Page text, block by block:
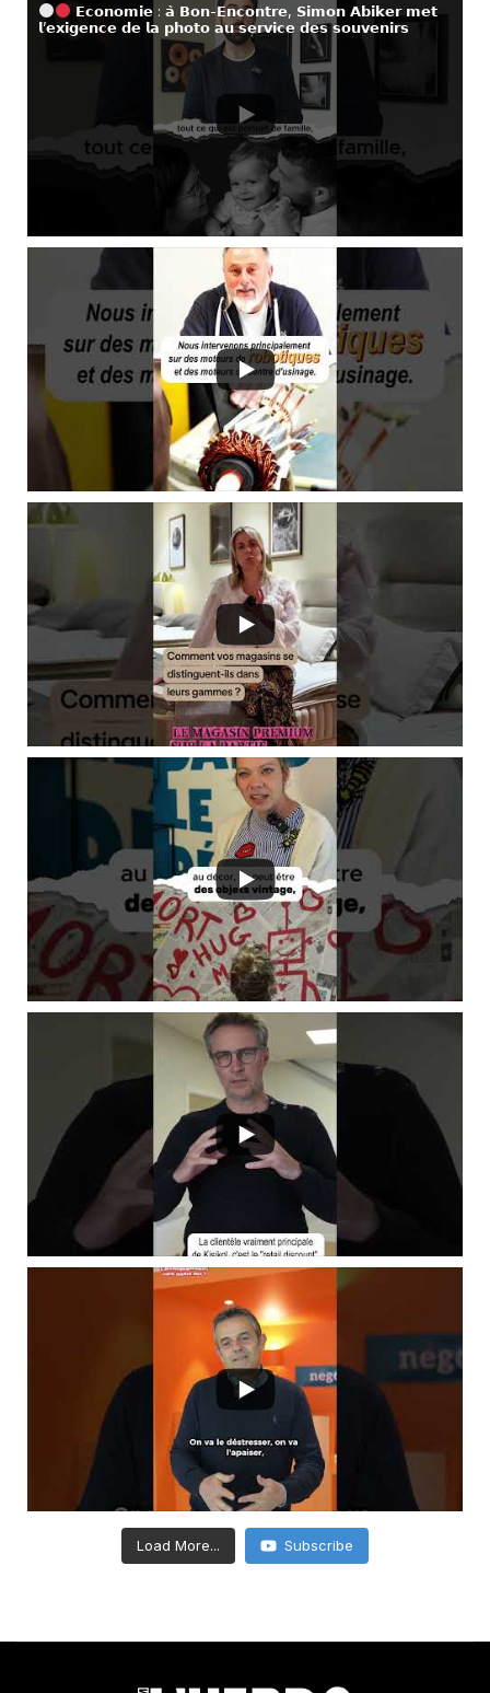
𝗘𝗰𝗼𝗻𝗼𝗺𝗶𝗲 : 𝗮̀ 𝗕𝗼𝗻-𝗘𝗻𝗰𝗼𝗻𝘁𝗿𝗲, 𝗦𝗶𝗺𝗼𝗻 𝗔𝗯𝗶𝗸𝗲𝗿 𝗺𝗲𝘁
𝗹’𝗲𝘅𝗶𝗴𝗲𝗻𝗰𝗲 𝗱𝗲 𝗹𝗮 𝗽𝗵𝗼𝘁𝗼 𝗮𝘂 𝘀𝗲𝗿𝘃𝗶𝗰𝗲 𝗱𝗲𝘀 𝘀𝗼𝘂𝘃𝗲𝗻𝗶𝗿𝘀
Load More... Subscribe